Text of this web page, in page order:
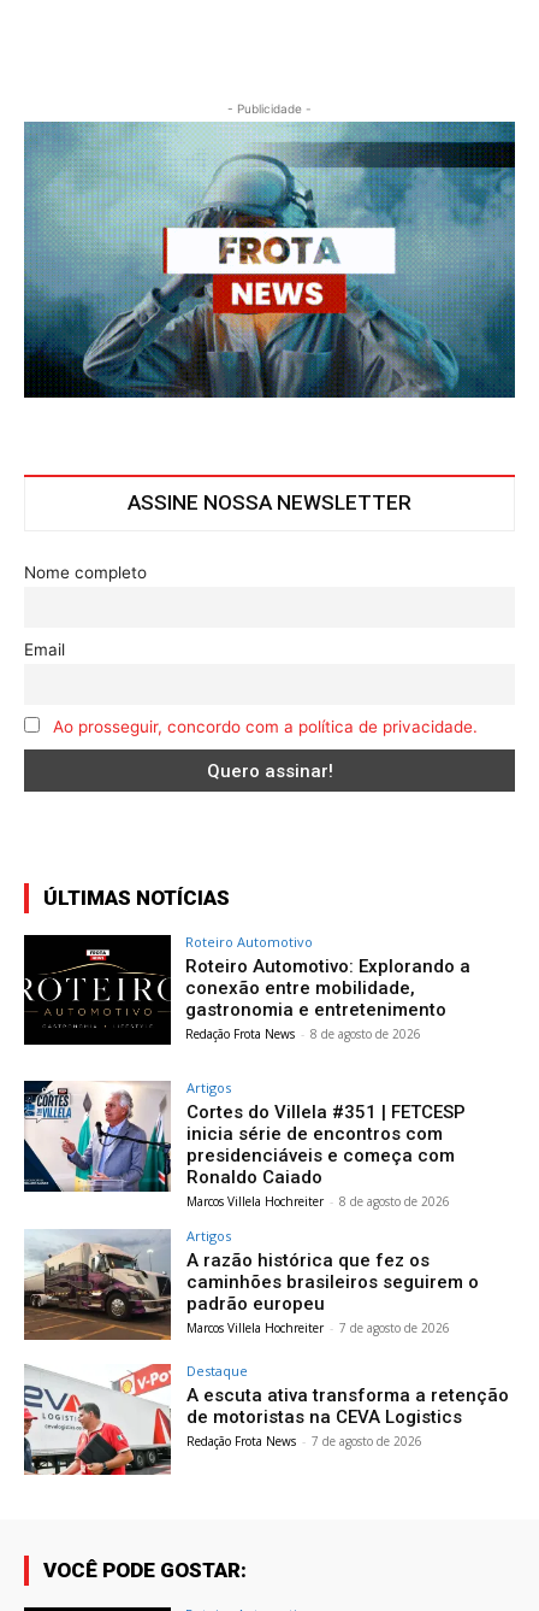
- Publicidade -
ASSINE NOSSA NEWSLETTER
Nome completo
Email
Ao prosseguir, concordo com a política de privacidade.
ÚLTIMAS NOTÍCIAS
Roteiro Automotivo
Roteiro Automotivo: Explorando a
conexão entre mobilidade,
gastronomia e entretenimento
Redação Frota News - 8 de agosto de 2026
Artigos
Cortes do Villela #351 | FETCESP
inicia série de encontros com
presidenciáveis e começa com
Ronaldo Caiado
Marcos Villela Hochreiter - 8 de agosto de 2026
Artigos
A razão histórica que fez os
caminhões brasileiros seguirem o
padrão europeu
Marcos Villela Hochreiter - 7 de agosto de 2026
Destaque
A escuta ativa transforma a retenção
de motoristas na CEVA Logistics
Redação Frota News - 7 de agosto de 2026
VOCÊ PODE GOSTAR: